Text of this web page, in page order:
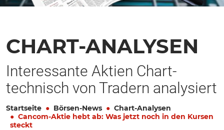
CHART-ANALYSEN
Interessante Aktien Chart-
technisch von Tradern analysiert
Startseite Börsen-News
Chart-Analysen
Cancom-Aktie hebt ab: Was jetzt noch in den Kursen
steckt